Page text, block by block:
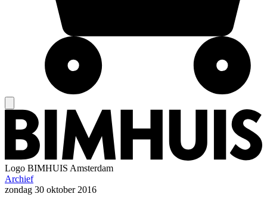
Logo BIMHUIS Amsterdam
Archief
zondag 30 oktober 2016